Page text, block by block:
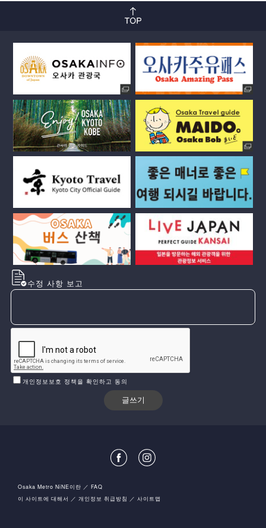
수정 사항 보고
개인정보보호 정책을 확인하고 동의
Osaka Metro NiNE이란
FAQ
이 사이트에 대해서
개인정보 취급방침 사이트맵